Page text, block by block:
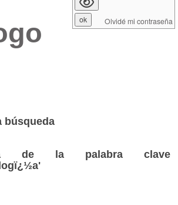
búsqueda
de la palabra clave
Olvidé mi contraseña